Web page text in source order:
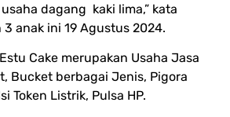
dagang kaki lima,” kata
anak ini 19 Agustus 2024.
Cake merupakan Usaha Jasa
Bucket berbagai Jenis, Pigora
Token Listrik, Pulsa HP.